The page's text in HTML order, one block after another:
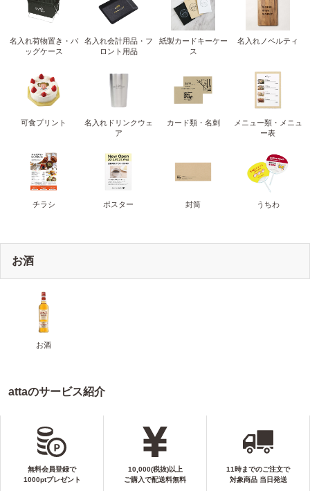
名入れ荷物置き・バ
ッグケース
名入れ会計用品・フ
ロント用品
紙製カードキーケー
ス
名入れノベルティ
可食プリント
名入れドリンクウェ
ア
カード類・名刺
メニュー類・メニュ
ー表
チラシ ポスター 封筒 うちわ
お酒
お酒
attaのサービス紹介
無料会員登録で
1000ptプレゼント
10,000(税抜)以上
ご購入で配送料無料
11時までのご注文で
対象商品 当日発送